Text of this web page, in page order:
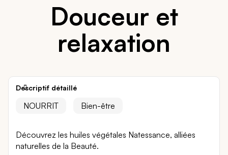
Douceur et
relaxation
Descriptif détaillé
NOURRIT Bien-être
Découvrez les huiles végétales Natessance, alliées
naturelles de la Beauté.